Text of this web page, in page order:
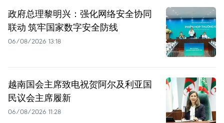
政府总理黎明兴：强化网络安全协同
联动 筑牢国家数字安全防线
06/08/2026 13:18
越南国会主席致电祝贺阿尔及利亚国
民议会主席履新
06/08/2026 11:28